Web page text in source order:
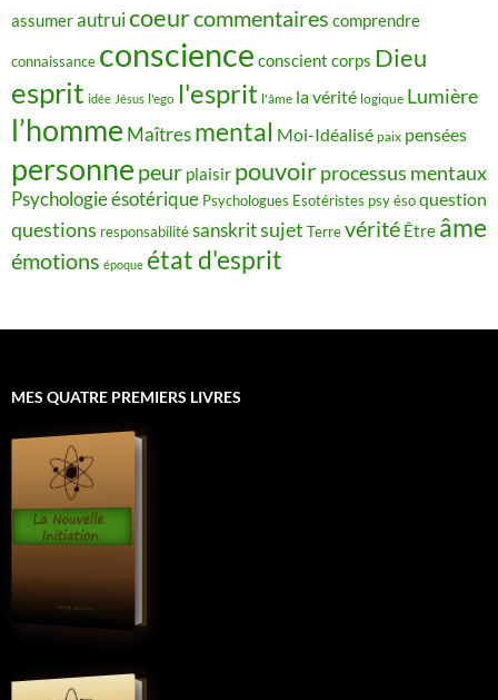
assumerautruicoeurcommentaires comprendre
connaissance conscience conscient corps Dieu
esprit idée Jésus l'ego l'esprit l'âme la vérité logique Lumière
l’homme Maîtres mental Moi-Idéalisé paix pensées
personne peur plaisir pouvoirprocessus mentaux
Psychologie ésotérique Psychologues Esotéristes psy ésoquestion
questions responsabilitésanskritsujet Terrevérité Être âme
émotions époque état d'esprit
MES QUATRE PREMIERS LIVRES